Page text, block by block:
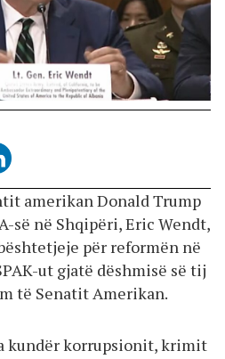
amerikan Donald Trump
së në Shqipëri, Eric Wendt,
për reformën në
ut gjatë dëshmisë së tij
të Senatit Amerikan.
kundër korrupsionit, krimit